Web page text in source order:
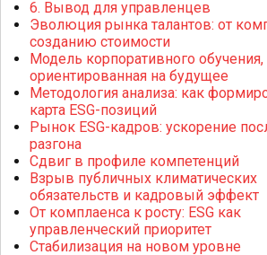
6. Вывод для управленцев
Эволюция рынка талантов: от
созданию стоимости
Модель корпоративного обучения,
ориентированная на будущее
Методология анализа: как
карта ESG-позиций
Рынок ESG-кадров: ускорение
разгона
Сдвиг в профиле компетенций
Взрыв публичных климатических
обязательств и кадровый эффект
От комплаенса к росту: ESG как
управленческий приоритет
Стабилизация на новом уровне